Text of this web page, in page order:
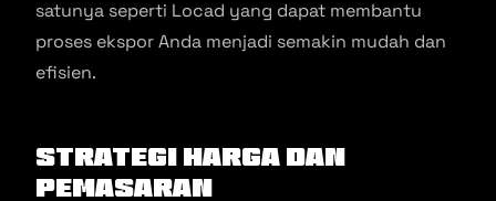
satunya seperti Locad yang dapat membantu
proses ekspor Anda menjadi semakin mudah dan
efisien.
Strategi Harga dan
Pemasaran